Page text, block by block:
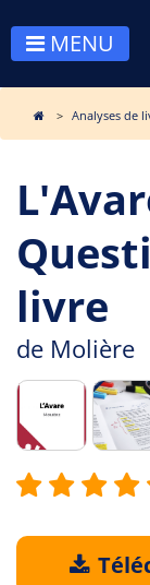
MENU
Analyses de
livre
de Molière